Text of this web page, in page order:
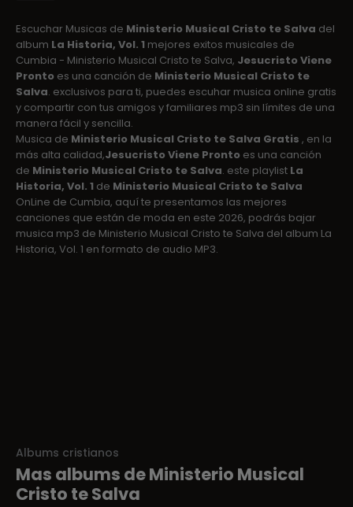
Escuchar Musicas de Ministerio Musical Cristo te Salva del
album La Historia, Vol. 1 mejores exitos musicales de
Cumbia - Ministerio Musical Cristo te Salva, Jesucristo Viene
Pronto es una canción de Ministerio Musical Cristo te
Salva. exclusivos para ti, puedes escuhar musica online gratis
y compartir con tus amigos y familiares mp3 sin límites de una
manera fácil y sencilla.
Musica de Ministerio Musical Cristo te Salva Gratis , en la
más alta calidad,Jesucristo Viene Pronto es una canción
de Ministerio Musical Cristo te Salva. este playlist La
Historia, Vol. 1 de Ministerio Musical Cristo te Salva
OnLine de Cumbia, aquí te presentamos las mejores
canciones que están de moda en este 2026, podrás bajar
musica mp3 de Ministerio Musical Cristo te Salva del album La
Historia, Vol. 1 en formato de audio MP3.
Albums cristianos
Mas albums de Ministerio Musical
Cristo te Salva